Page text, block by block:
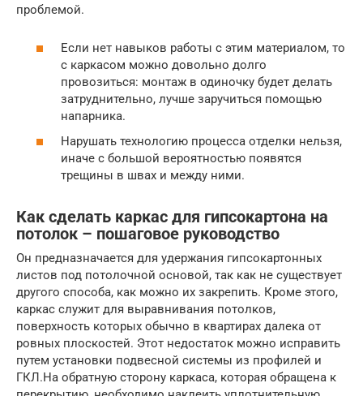
проблемой.
Если нет навыков работы с этим материалом, то
с каркасом можно довольно долго
провозиться: монтаж в одиночку будет делать
затруднительно, лучше заручиться помощью
напарника.
Нарушать технологию процесса отделки нельзя,
иначе с большой вероятностью появятся
трещины в швах и между ними.
Как сделать каркас для гипсокартона на
потолок – пошаговое руководство
Он предназначается для удержания гипсокартонных
листов под потолочной основой, так как не существует
другого способа, как можно их закрепить. Кроме этого,
каркас служит для выравнивания потолков,
поверхность которых обычно в квартирах далека от
ровных плоскостей. Этот недостаток можно исправить
путем установки подвесной системы из профилей и
ГКЛ.На обратную сторону каркаса, которая обращена к